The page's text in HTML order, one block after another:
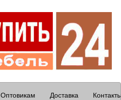
Оптовикам Доставка